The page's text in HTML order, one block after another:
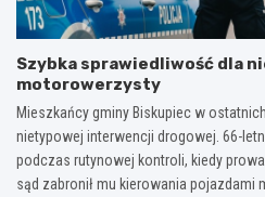
Szybka sprawiedliwość dla
motorowerzysty
Mieszkańcy gminy Biskupiec w
nietypowej interwencji drogowej. 66-
podczas rutynowej kontroli, kiedy
sąd zabronił mu kierowania pojazdami